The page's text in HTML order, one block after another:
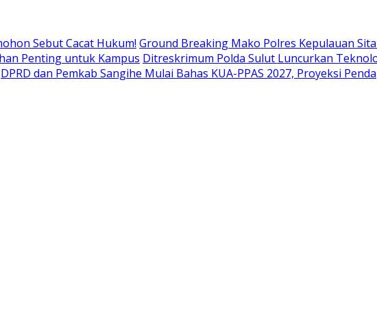
Sebut Cacat Hukum! Ground Breaking Mako Polres Kepulauan
Penting untuk Kampus Ditreskrimum Polda Sulut Luncurkan
DPRD dan Pemkab Sangihe Mulai Bahas KUA-PPAS 2027, Proyeksi